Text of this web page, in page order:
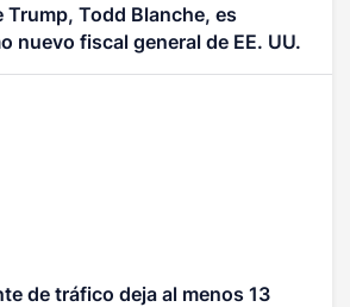
Trump, Todd Blanche, es
nuevo fiscal general de EE. UU.
de tráfico deja al menos 13